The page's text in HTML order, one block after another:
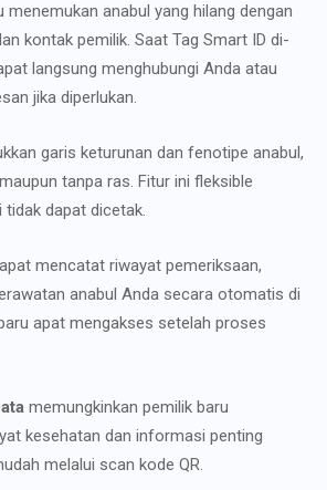
anabul yang hilang dengan
kontak pemilik. Saat Tag Smart ID di-
langsung menghubungi Anda atau
jika diperlukan.
garis keturunan dan fenotipe anabul,
tanpa ras. Fitur ini fleksible
tidak dapat dicetak.
mencatat riwayat pemeriksaan,
anabul Anda secara otomatis di
apat mengakses setelah proses
memungkinkan pemilik baru
kesehatan dan informasi penting
melalui scan kode QR.